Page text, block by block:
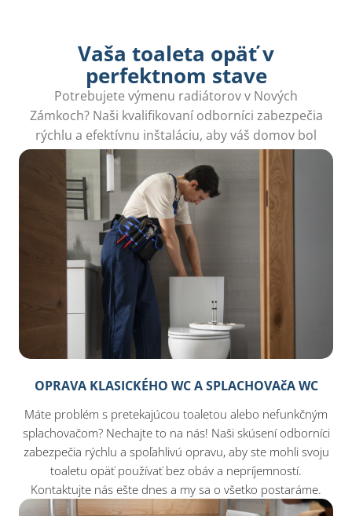
Vaša toaleta opäť v
perfektnom stave
Potrebujete výmenu radiátorov v Nových
Zámkoch? Naši kvalifikovaní odborníci zabezpečia
rýchlu a efektívnu inštaláciu, aby váš domov bol
teplý a útulný.
OPRAVA KLASICKÉHO WC A SPLACHOVAčA WC
Máte problém s pretekajúcou toaletou alebo nefunkčným
splachovačom? Nechajte to na nás! Naši skúsení odborníci
zabezpečia rýchlu a spoľahlivú opravu, aby ste mohli svoju
toaletu opäť používať bez obáv a nepríjemností.
Kontaktujte nás ešte dnes a my sa o všetko postaráme.